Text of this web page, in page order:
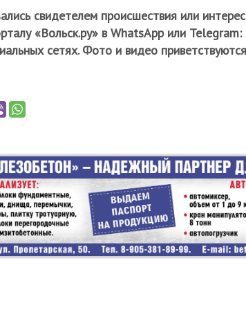
свидетелем происшествия или
«Вольск.ру» в WhatsApp или
сетях. Фото и видео